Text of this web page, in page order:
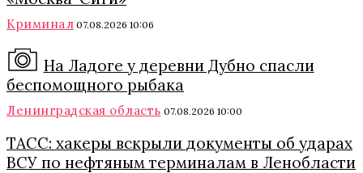
Криминал 07.08.2026 10:06
На Ладоге у деревни Дубно спасли
беспомощного рыбака
Ленинградская область 07.08.2026 10:00
ТАСС: хакеры вскрыли документы об ударах
ВСУ по нефтяным терминалам в Ленобласти